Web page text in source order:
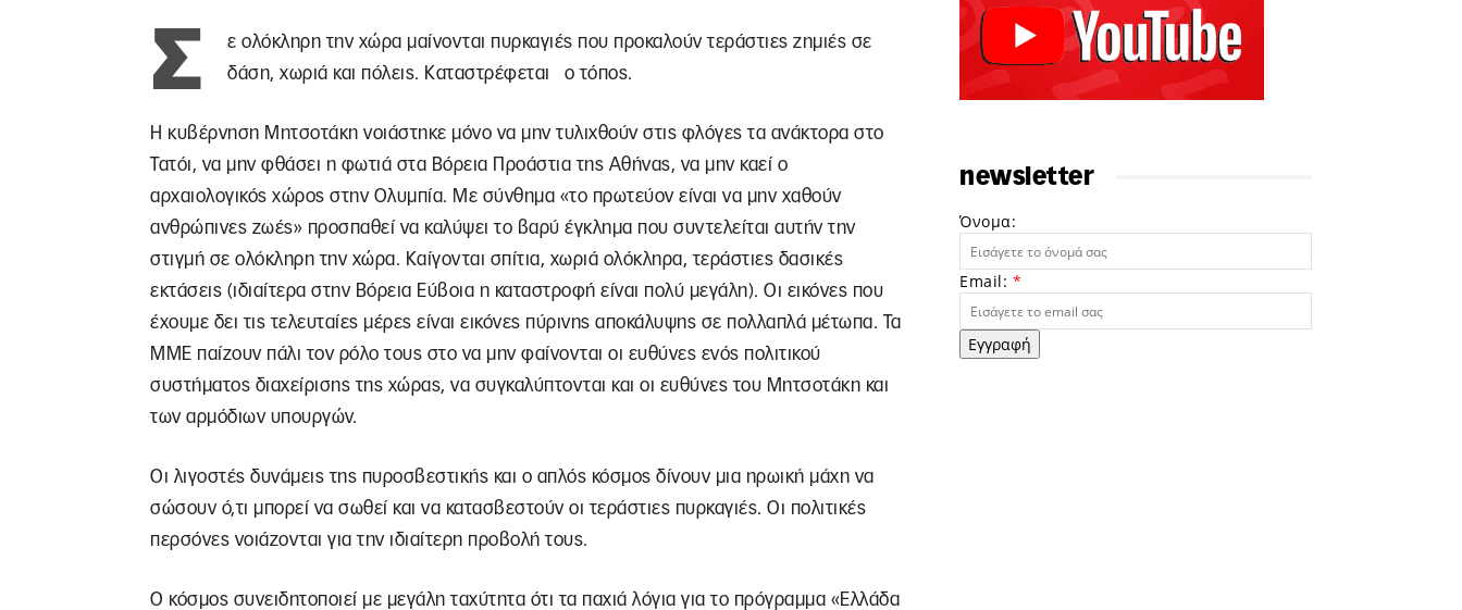
Σ
ε ολόκληρη την χώρα μαίνονται πυρκαγιές που προκαλούν τεράστιες ζημιές σε
δάση, χωριά και πόλεις. Καταστρέφεται ο τόπος.
Η κυβέρνηση Μητσοτάκη νοιάστηκε μόνο να μην τυλιχθούν στις φλόγες τα ανάκτορα στο
Τατόι, να μην φθάσει η φωτιά στα Βόρεια Προάστια της Αθήνας, να μην καεί ο
αρχαιολογικός χώρος στην Ολυμπία. Με σύνθημα «το πρωτεύον είναι να μην χαθούν
ανθρώπινες ζωές» προσπαθεί να καλύψει το βαρύ έγκλημα που συντελείται αυτήν την
στιγμή σε ολόκληρη την χώρα. Καίγονται σπίτια, χωριά ολόκληρα, τεράστιες δασικές
εκτάσεις (ιδιαίτερα στην Βόρεια Εύβοια η καταστροφή είναι πολύ μεγάλη). Οι εικόνες που
έχουμε δει τις τελευταίες μέρες είναι εικόνες πύρινης αποκάλυψης σε πολλαπλά μέτωπα. Τα
ΜΜΕ παίζουν πάλι τον ρόλο τους στο να μην φαίνονται οι ευθύνες ενός πολιτικού
συστήματος διαχείρισης της χώρας, να συγκαλύπτονται και οι ευθύνες του Μητσοτάκη και
των αρμόδιων υπουργών.
Οι λιγοστές δυνάμεις της πυροσβεστικής και ο απλός κόσμος δίνουν μια ηρωική μάχη να
σώσουν ό,τι μπορεί να σωθεί και να κατασβεστούν οι τεράστιες πυρκαγιές. Οι πολιτικές
περσόνες νοιάζονται για την ιδιαίτερη προβολή τους.
Ο κόσμος συνειδητοποιεί με μεγάλη ταχύτητα ότι τα παχιά λόγια για το πρόγραμμα «Ελλάδα
newsletter
Όνομα:
Email: *
Εγγραφή